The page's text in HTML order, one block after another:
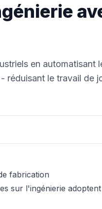
en automatisant
réduisant le travail de
fabrication
sur l'ingénierie